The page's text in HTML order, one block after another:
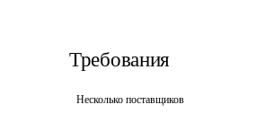
Требования
Несколько поставщиков